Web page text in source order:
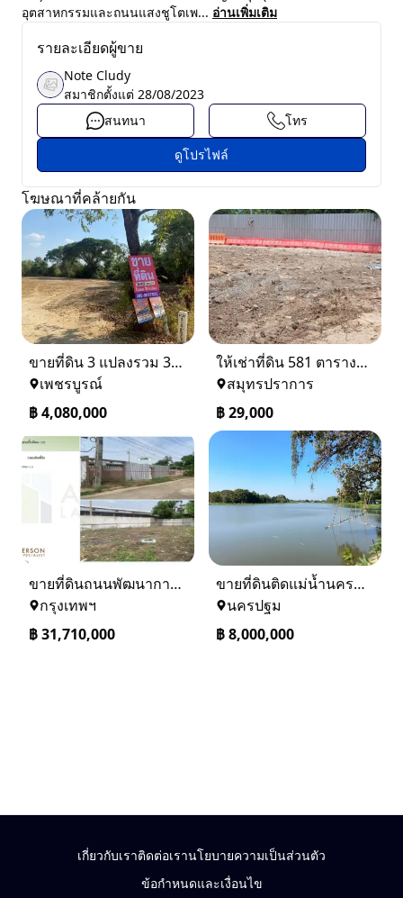
อุตสาหกรรมและถนนแสงชูโตเพ... อ่านเพิ่มเติม
รายละเอียดผู้ขาย
Note Cludy
สมาชิกตั้งแต่ 28/08/2023
สนทนา
โทร
ดูโปรไฟล์
โฆษณาที่คล้ายกัน
ขายที่ดิน 3 แปลงรวม 340 ตรว ราคา ตรว. ล่ะ 12000 บาท เมืองเพชรบูรณ์
เพชรบูรณ์
฿4,080,000
ให้เช่าที่ดิน 581 ตารางวา ตรงข้างอู่ใหม่แจ็คบางหญ้าแพรก บางหัวเสือ
สมุทรปราการ
฿29,000
ขายที่ดินถนนพัฒนาการ 56 (ซอยเอื้อพัฒนา 15)
กรุงเทพฯ
฿31,710,000
ขายที่ดินติดแม่น้ำนครชัยศรี จ.นครปฐม ทำเลดี ที่ดินถมแล้ว
นครปฐม
฿8,000,000
เกี่ยวกับเราติดต่อเรานโยบายความเป็นส่วนตัว
ข้อกำหนดและเงื่อนไข